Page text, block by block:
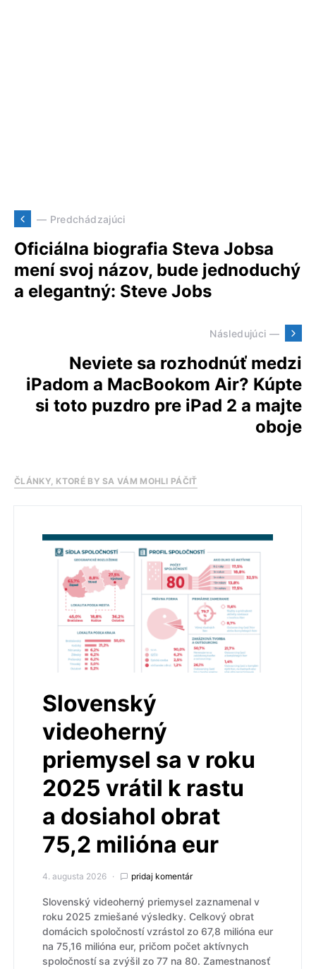
— Predchádzajúci
Oficiálna biografia Steva Jobsa
mení svoj názov, bude jednoduchý
a elegantný: Steve Jobs
Následujúci —
Neviete sa rozhodnúť medzi
iPadom a MacBookom Air? Kúpte
si toto puzdro pre iPad 2 a majte
oboje
ČLÁNKY, KTORÉ BY SA VÁM MOHLI PÁČIŤ
Slovenský
videoherný
priemysel sa v roku
2025 vrátil k rastu
a dosiahol obrat
75,2 milióna eur
4. augusta 2026 pridaj komentár
Slovenský videoherný priemysel zaznamenal v
roku 2025 zmiešané výsledky. Celkový obrat
domácich spoločností vzrástol zo 67,8 milióna eur
na 75,16 milióna eur, pričom počet aktívnych
spoločností sa zvýšil zo 77 na 80. Zamestnanosť